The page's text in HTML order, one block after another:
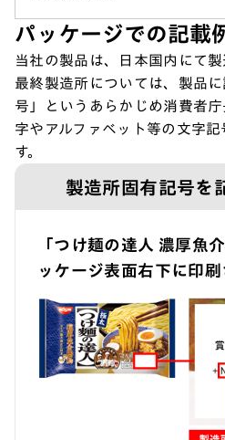
パッケージでの記載
当社の製品は、日本国内にて
最終製造所については、製品
号」というあらかじめ消費者
字やアルファベット等の文字
す。
製造所固有記号を
「つけ麺の達人 濃厚魚
ッケージ表面右下に印刷